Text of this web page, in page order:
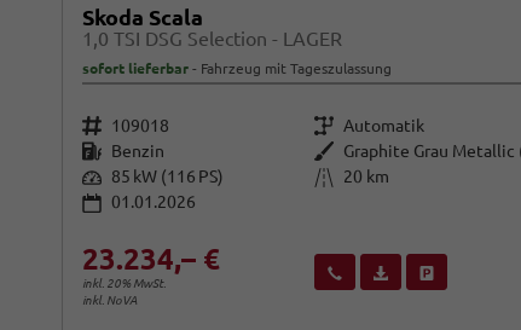
Skoda Scala
1,0 TSI DSG Selection - LAGER
sofort lieferbar Fahrzeug mit Tageszulassung
Fahrzeugnr. 109018 Getriebe Automatik
Kraftstoff Benzin Außenfarbe
Leistung 85 kW (116 PS) Kilometerstand 20 km
01.01.2026
23.234,– €
inkl. 20% MwSt.
inkl. NoVA
Wir rufen Sie anFahrzeugexposé